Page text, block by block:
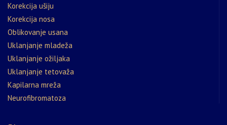
Korekcija ušiju
Korekcija nosa
Oblikovanje usana
Uklanjanje mladeža
Uklanjanje ožiljaka
Uklanjanje tetovaža
Kapilarna mreža
Neurofibromatoza